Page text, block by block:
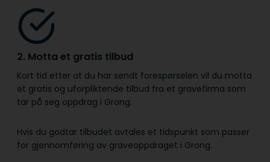
2. Motta et gratis tilbud
Kort tid etter at du har sendt forespørselen vil du motta
et gratis og uforpliktende tilbud fra et gravefirma som
tar på seg oppdrag i Grong.
Hvis du godtar tilbudet avtales et tidspunkt som passer
for gjennomføring av graveoppdraget i Grong.